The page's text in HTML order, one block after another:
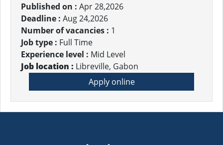
Published on : Apr 28,2026
Deadline : Aug 24,2026
Number of vacancies : 1
Job type : Full Time
Experience level : Mid Level
Job location : Libreville, Gabon
Apply online